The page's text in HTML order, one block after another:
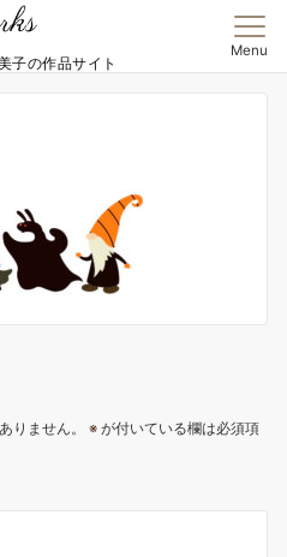
子の作品サイト
Menu
りません。 ※ が付いている欄は必須項